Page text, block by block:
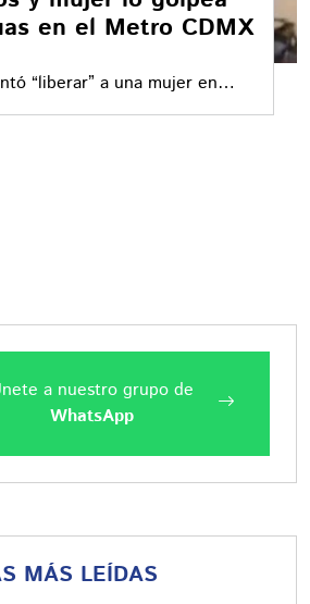
en el Metro CDMX
“liberar” a una mujer en
de calle a gritos de “¡en el
a nuestro grupo de
WhatsApp
MÁS LEÍDAS